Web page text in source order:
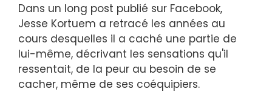
Dans un long post publié sur Facebook,
Jesse Kortuem a retracé les années au
cours desquelles il a caché une partie de
lui-même, décrivant les sensations qu'il
ressentait, de la peur au besoin de se
cacher, même de ses coéquipiers.